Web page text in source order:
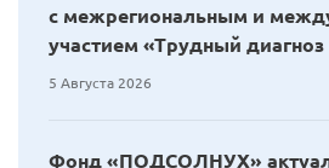
с межрегиональным и
участием «Трудный
5 Августа 2026
Фонд «ПОДСОЛНУХ»